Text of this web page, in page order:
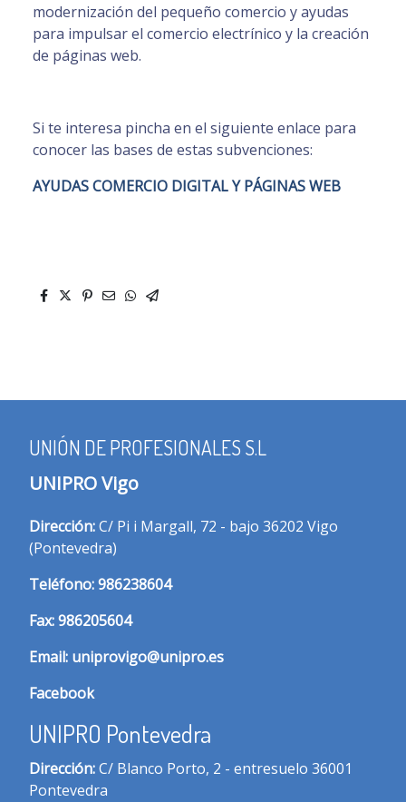
modernización del pequeño comercio y ayudas
para impulsar el comercio electrínico y la creación
de páginas web.
Si te interesa pincha en el siguiente enlace para
conocer las bases de estas subvenciones:
AYUDAS COMERCIO DIGITAL Y PÁGINAS WEB
UNIÓN DE PROFESIONALES S.L
UNIPRO Vigo
Dirección:C/ Pi i Margall, 72 - bajo 36202 Vigo
(Pontevedra)
Teléfono:986238604
Fax:986205604
Email: uniprovigo@unipro.es
Facebook
UNIPRO Pontevedra
Dirección:C/ Blanco Porto, 2 - entresuelo 36001
Pontevedra